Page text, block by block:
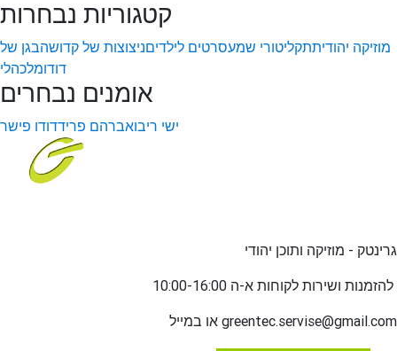
קטגוריות נבחרות
מוזיקה יהודיתתקליטורי שמעסרטים לילדיםניצוצות של קדושהבגן של
דודומלכהלי
אומנים נבחרים
ישי ריבואברהם פרידדודו פישר
גרינטק - מוזיקה ותוכן יהודי
להזמנות ו
greentec.servise@gmail.com